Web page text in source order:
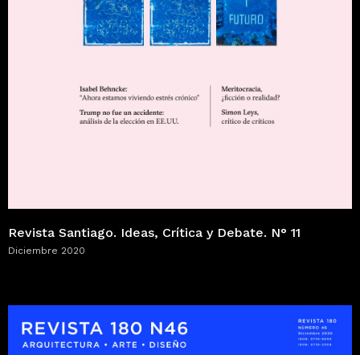
Revista Santiago. Ideas, Crítica y Debate. N° 11
Diciembre 2020